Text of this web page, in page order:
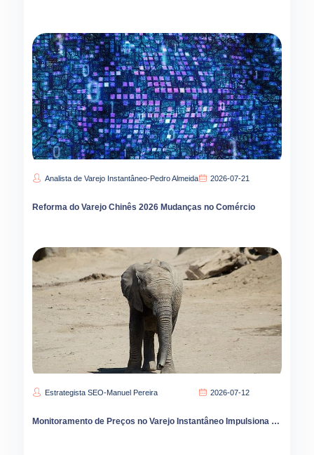
Analista de Varejo Instantâneo-Pedro Almeida 2026-07-21
Reforma do Varejo Chinês 2026 Mudanças no Comércio
Estrategista SEO-Manuel Pereira 2026-07-12
Monitoramento de Preços no Varejo Instantâneo Impulsiona Margens